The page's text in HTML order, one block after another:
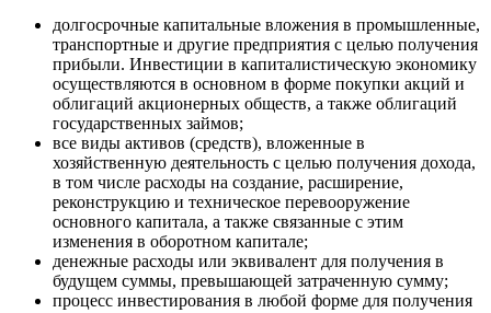
долгосрочные капитальные вложения в промышленные,
транспортные и другие предприятия с целью получения
прибыли. Инвестиции в капиталистическую экономику
осуществляются в основном в форме покупки акций и
облигаций акционерных обществ, а также облигаций
государственных займов;
все виды активов (средств), вложенные в
хозяйственную деятельность с целью получения дохода,
в том числе расходы на создание, расширение,
реконструкцию и техническое перевооружение
основного капитала, а также связанные с этим
изменения в оборотном капитале;
денежные расходы или эквивалент для получения в
будущем суммы, превышающей затраченную сумму;
процесс инвестирования в любой форме для получения